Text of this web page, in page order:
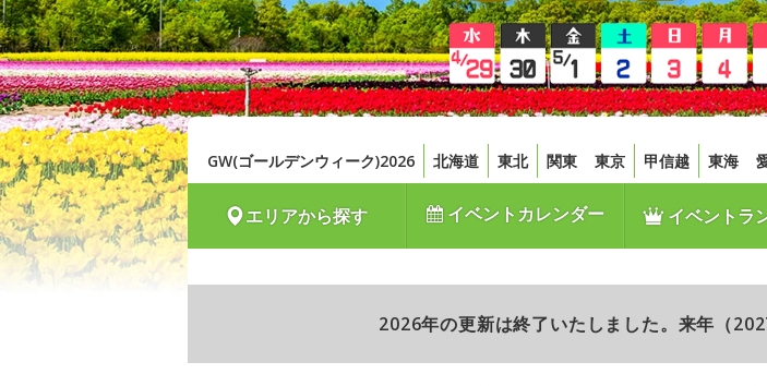
GW(ゴールデンウィーク)2026 北海道 東北 関東 東京 甲信越 東海
エリアから探す イベントカレンダー イベントラ
2026年の更新は終了いたしました。来年（